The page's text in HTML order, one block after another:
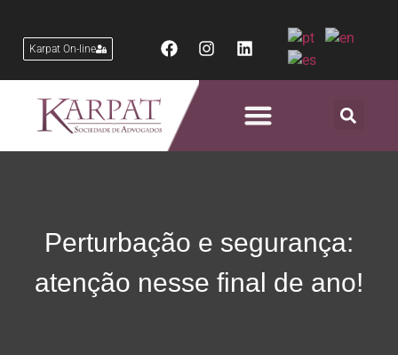
Karpat On-line
Perturbação e segurança:
atenção nesse final de ano!